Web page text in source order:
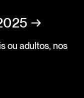
→
ou adultos, nos